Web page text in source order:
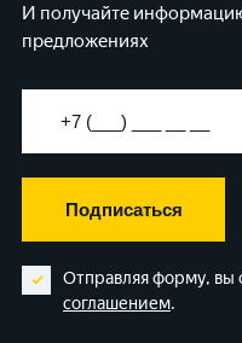
И получайте
предложениях
Подписаться
Отправляя форму, вы
соглашением.